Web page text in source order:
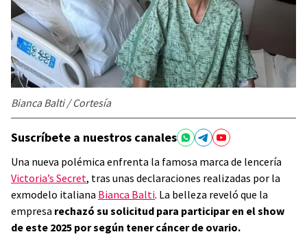
Bianca Balti / Cortesía
Suscríbete a nuestros canales
Una nueva polémica enfrenta la famosa marca de lencería
Victoria’s Secret, tras unas declaraciones realizadas por la
exmodelo italiana Bianca Balti. La belleza reveló que la
empresa rechazó su solicitud para participar en el show
de este 2025 por según tener cáncer de ovario.